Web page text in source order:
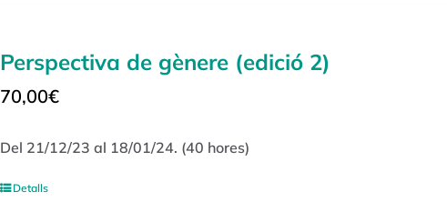
Perspectiva de gènere (edició 2)
70,00€
Del 21/12/23 al 18/01/24. (40 hores)
Detalls